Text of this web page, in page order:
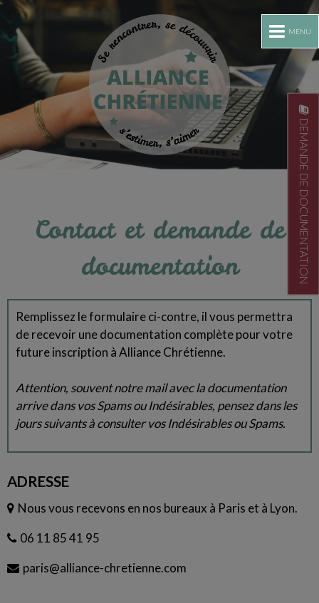
MENU
DEMANDE DE DOCUMENTATION
Contact et demande de
documentation
Remplissez le formulaire ci-contre, il vous permettra
de recevoir une documentation complète pour votre
future inscription à Alliance Chrétienne.
Attention, souvent notre mail avec la documentation
arrive dans vos Spams ou Indésirables, pensez dans les
jours suivants à consulter vos Indésirables ou Spams.
ADRESSE
Nous vous recevons en nos bureaux à Paris et à Lyon.
06 11 85 41 95
paris@alliance-chretienne.com